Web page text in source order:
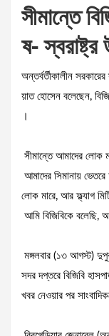
সীমান্তে
ষ- স্বরাষ্ট্র
অন্তর্বর্তীকালীন
য়াত হোসেন বলেছেন,
।
সীমান্তে আমাদের লোক
আমাদের সিমানায়
লোক মারে, আর ফ্ল্যাগ
আমি বিজিবিকে
মঙ্গলবার (১৩ আগস্ট) দুপুর
সদর দপ্তরে বিজিবি
খবর নেওয়ার পর